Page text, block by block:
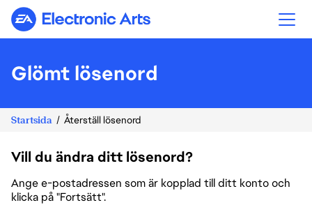
Electronic Arts
Glömt lösenord
Startsida Återställ lösenord
Vill du ändra ditt lösenord?
Ange e-postadressen som är kopplad till ditt konto och
klicka på "Fortsätt".